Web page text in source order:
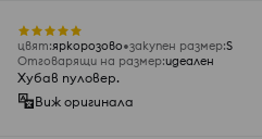
цвят:яркорозово закупен размер:S
Отговарящи на размер:идеален
Хубав пуловер.
Виж оригинала